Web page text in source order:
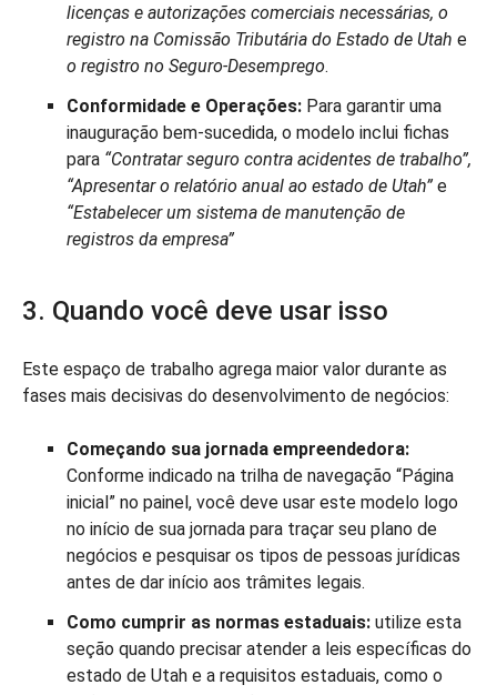
licenças e autorizações comerciais necessárias, o
registro na Comissão Tributária do Estado de Utah e
o registro no Seguro-Desemprego.
Conformidade e Operações: Para garantir uma
inauguração bem-sucedida, o modelo inclui fichas
para “Contratar seguro contra acidentes de trabalho”,
“Apresentar o relatório anual ao estado de Utah” e
“Estabelecer um sistema de manutenção de
registros da empresa”
3. Quando você deve usar isso
Este espaço de trabalho agrega maior valor durante as
fases mais decisivas do desenvolvimento de negócios:
Começando sua jornada empreendedora:
Conforme indicado na trilha de navegação “Página
inicial” no painel, você deve usar este modelo logo
no início de sua jornada para traçar seu plano de
negócios e pesquisar os tipos de pessoas jurídicas
antes de dar início aos trâmites legais.
Como cumprir as normas estaduais: utilize esta
seção quando precisar atender a leis específicas do
estado de Utah e a requisitos estaduais, como o